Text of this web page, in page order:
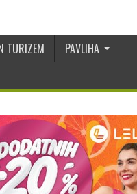
TURIZEM
PAVLIHA